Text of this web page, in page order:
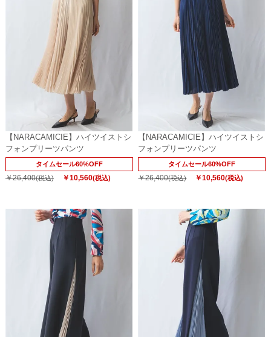
【NARACAMICIE】ハイツイストシ
フォンプリーツパンツ
タイムセール60%OFF
￥26,400(税込) ￥10,560(税込)
【NARACAMICIE】ハイツイストシ
フォンプリーツパンツ
タイムセール60%OFF
￥26,400(税込) ￥10,560(税込)